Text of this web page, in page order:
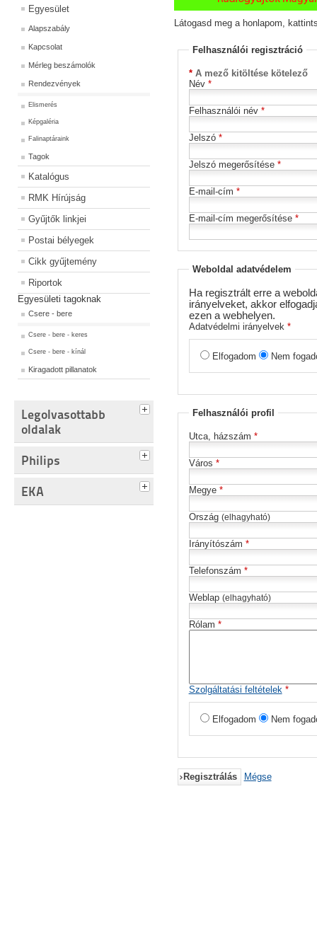
Egyesület
Alapszabály
Kapcsolat
Mérleg beszámolók
Rendezvények
Elismerés
Képgaléria
Falinaptáraink
Tagok
Katalógus
RMK Hírújság
Gyűjtők linkjei
Postai bélyegek
Cikk gyűjtemény
Riportok
Egyesületi tagoknak
Csere - bere
Csere - bere - keres
Csere - bere - kínál
Kiragadott pillanatok
Legolvasottabb
oldalak
Philips
EKA
Látogasd meg a honlapom,
Felhasználói regisztráció
*A mező kitöltése kötelező
Név*
Felhasználói név*
Jelszó*
Jelszó megerősítése*
E-mail-cím *
E-mail-cím megerősítése*
Weboldal adatvédelem
Ha regisztrált erre a
irányelveket, akkor
ezen a webhelyen.
Adatvédelmi irányelvek*
Elfogadom Nem
Felhasználói profil
Utca, házszám *
Város *
Megye*
Ország (elhagyható)
Irányítószám *
Telefonszám *
Weblap (elhagyható)
Rólam *
Szolgáltatási feltételek*
Elfogadom Nem
Regisztrálás Mégse